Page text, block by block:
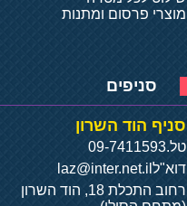
מוצרי פרסום ומתנות
סניפים
סניף הוד השרון
טל.09-7411593
דוא"ל laz@inter.net.il
רחוב התכלת 18, הוד השרון